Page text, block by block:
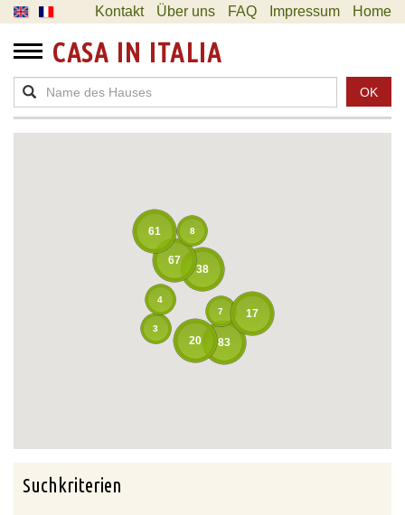
Kontakt Über uns FAQ Impressum Home
CASA IN ITALIA
OK
38
67
8
83
7
61
17
20
3
4
Suchkriterien